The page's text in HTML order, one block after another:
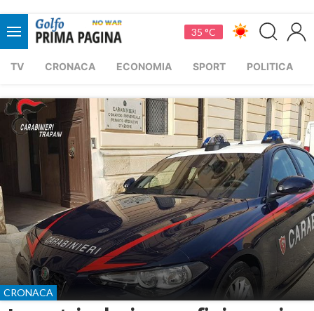
35 °C
TV CRONACA ECONOMIA SPORT POLITICA
CRONACA